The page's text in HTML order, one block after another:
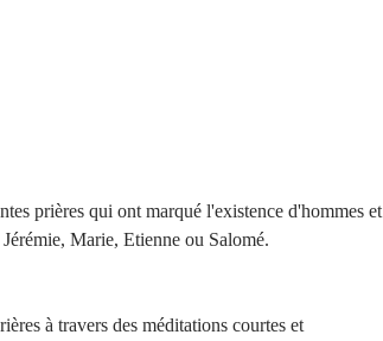
prières qui ont marqué l'existence d'hommes et
Marie, Etienne ou Salomé.
à travers des méditations courtes et